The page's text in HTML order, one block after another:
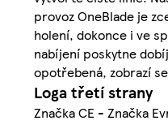
provoz OneBlade je
holení, dokonce i ve
nabíjení poskytne
opotřebená, zobrazí
Loga třetí strany
Značka CE - Značka